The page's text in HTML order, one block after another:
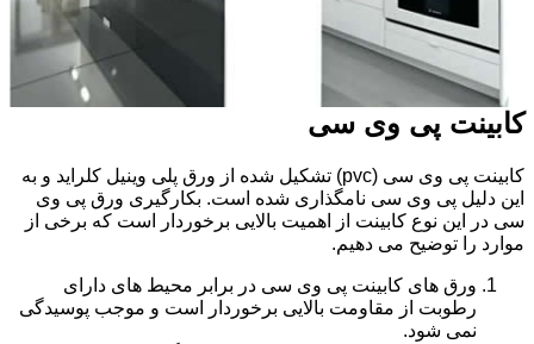
کابینت پی وی سی
کابینت پی وی سی (pvc) تشکیل شده از ورق پلی وینیل کلراید و به
این دلیل پی وی سی نامگذاری شده است. بکارگیری ورق پی وی
سی در این نوع کابینت از اهمیت بالایی برخوردار است که برخی از
موارد را توضیح می دهیم.
ورق های کابینت پی وی سی در برابر محیط های دارای
رطوبت از مقاومت بالایی برخوردار است و موجب پوسیدگی
نمی شود.